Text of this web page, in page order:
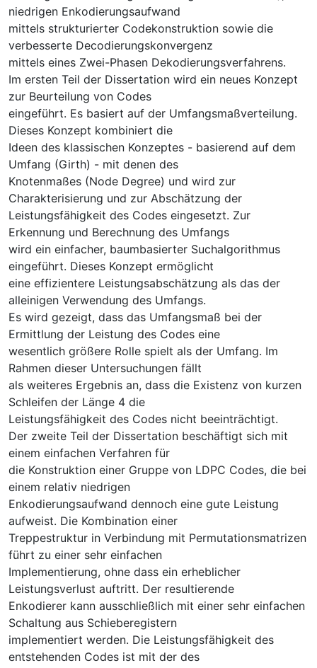
niedrigen Enkodierungsaufwand
mittels strukturierter Codekonstruktion sowie die
verbesserte Decodierungskonvergenz
mittels eines Zwei-Phasen Dekodierungsverfahrens.
Im ersten Teil der Dissertation wird ein neues Konzept
zur Beurteilung von Codes
eingeführt. Es basiert auf der Umfangsmaßverteilung.
Dieses Konzept kombiniert die
Ideen des klassischen Konzeptes - basierend auf dem
Umfang (Girth) - mit denen des
Knotenmaßes (Node Degree) und wird zur
Charakterisierung und zur Abschätzung der
Leistungsfähigkeit des Codes eingesetzt. Zur
Erkennung und Berechnung des Umfangs
wird ein einfacher, baumbasierter Suchalgorithmus
eingeführt. Dieses Konzept ermöglicht
eine effizientere Leistungsabschätzung als das der
alleinigen Verwendung des Umfangs.
Es wird gezeigt, dass das Umfangsmaß bei der
Ermittlung der Leistung des Codes eine
wesentlich größere Rolle spielt als der Umfang. Im
Rahmen dieser Untersuchungen fällt
als weiteres Ergebnis an, dass die Existenz von kurzen
Schleifen der Länge 4 die
Leistungsfähigkeit des Codes nicht beeinträchtigt.
Der zweite Teil der Dissertation beschäftigt sich mit
einem einfachen Verfahren für
die Konstruktion einer Gruppe von LDPC Codes, die bei
einem relativ niedrigen
Enkodierungsaufwand dennoch eine gute Leistung
aufweist. Die Kombination einer
Treppestruktur in Verbindung mit Permutationsmatrizen
führt zu einer sehr einfachen
Implementierung, ohne dass ein erheblicher
Leistungsverlust auftritt. Der resultierende
Enkodierer kann ausschließlich mit einer sehr einfachen
Schaltung aus Schieberegistern
implementiert werden. Die Leistungsfähigkeit des
entstehenden Codes ist mit der des